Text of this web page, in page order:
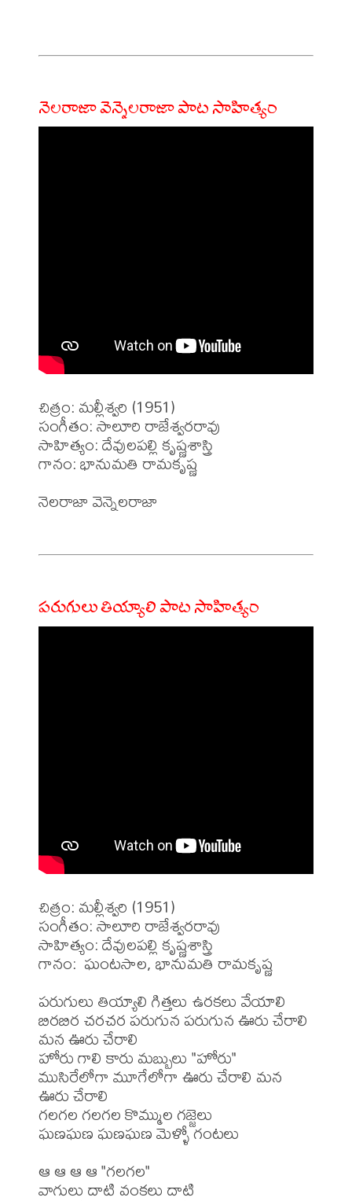
నెలరాజా వెన్నెలరాజా పాట సాహిత్యం
చిత్రం: మల్లీశ్వరి (1951)
సంగీతం: సాలూరి రాజేశ్వరరావు
సాహిత్యం: దేవులపల్లి కృష్ణశాస్త్రి
గానం: భానుమతి రామకృష్ణ
నెలరాజా వెన్నెలరాజా
పరుగులు తియ్యాలి పాట సాహిత్యం
చిత్రం: మల్లీశ్వరి (1951)
సంగీతం: సాలూరి రాజేశ్వరరావు
సాహిత్యం: దేవులపల్లి కృష్ణశాస్త్రి
గానం:  ఘంటసాల, భానుమతి రామకృష్ణ
పరుగులు తియ్యాలి గిత్తలు ఉరకలు వేయాలి
బిరబిర చరచర పరుగున పరుగున ఊరు చేరాలి
మన ఊరు చేరాలి
హోరు గాలి కారు మబ్బులు "హోరు"
ముసిరేలోగా మూగేలోగా ఊరు చేరాలి మన
ఊరు చేరాలి
గలగల గలగల కొమ్ముల గజ్జెలు
ఘణఘణ ఘణఘణ మెళ్ళో గంటలు
ఆ ఆ ఆ ఆ "గలగల"
వాగులు దాటి వంకలు దాటి